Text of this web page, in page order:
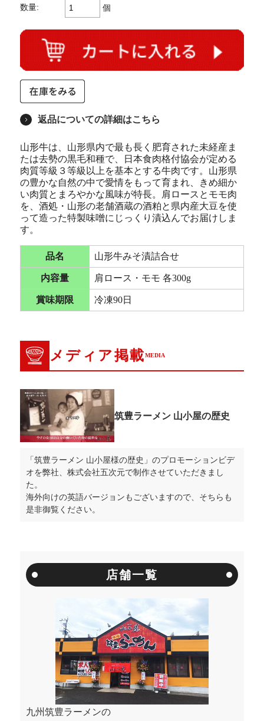
数量: 個
返品についての詳細はこちら
山形牛は、山形県内で最も長く肥育された未経産ま
たは去勢の黒毛和種で、日本食肉格付協会が定める
肉質等級３等級以上を基本とする牛肉です。山形県
の豊かな自然の中で愛情をもって育まれ、きめ細か
い肉質とまろやかな風味が特長。肩ロースとモモ肉
を、酒処・山形の老舗酒蔵の酒粕と県内産大豆を使
って造った特製味噌にじっくり漬込んでお届けしま
す。
品名 山形牛みそ漬詰合せ
内容量 肩ロース・モモ 各300g
賞味期限 冷凍90日
メディア掲載MEDIA
筑豊ラーメン 山小屋の歴史
「筑豊ラーメン 山小屋様の歴史」のプロモーションビデ
オを弊社、株式会社五次元で制作させていただきまし
た。
海外向けの英語バージョンもございますので、そちらも
是非御覧ください。
店舗一覧
九州筑豊ラーメンの